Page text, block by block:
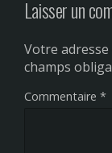
Laisser un
Votre
champs
Commentaire *